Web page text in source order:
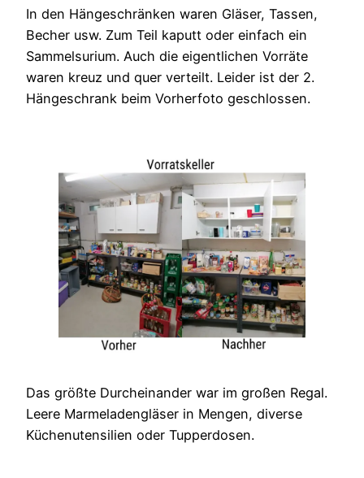
In den Hängeschränken waren Gläser, Tassen,
Becher usw. Zum Teil kaputt oder einfach ein
Sammelsurium. Auch die eigentlichen Vorräte
waren kreuz und quer verteilt. Leider ist der 2.
Hängeschrank beim Vorherfoto geschlossen.
Das größte Durcheinander war im großen Regal.
Leere Marmeladengläser in Mengen, diverse
Küchenutensilien oder Tupperdosen.